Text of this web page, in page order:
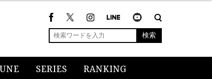
検索
SERIES RANKING